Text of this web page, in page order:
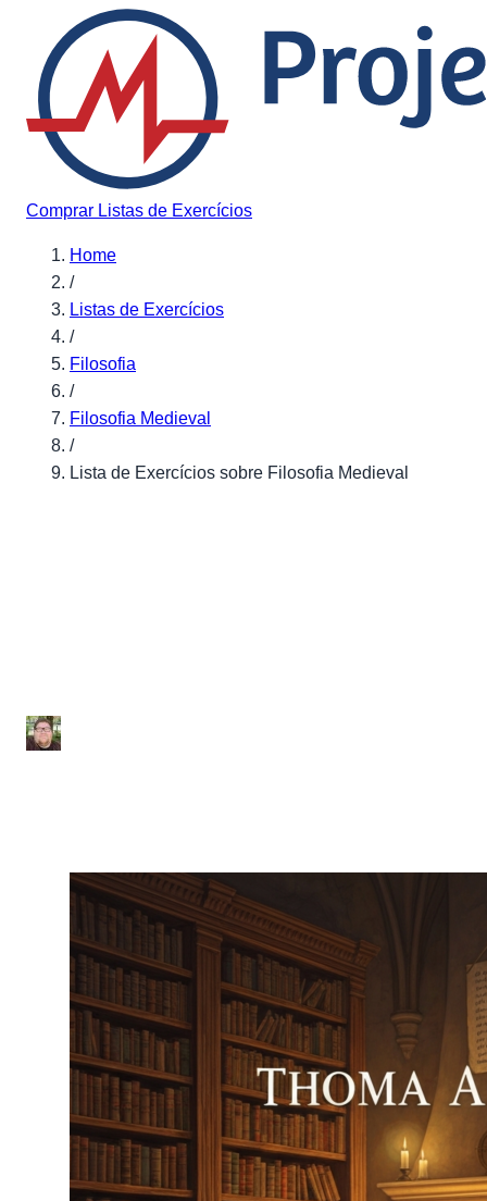
Pular para o conteúdo
Comprar Listas de Exercícios
Home
/
Listas de Exercícios
/
Filosofia
/
Filosofia Medieval
/
Lista de Exercícios sobre Filosofia Medieval